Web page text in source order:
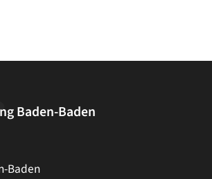
Baden-Baden
Baden